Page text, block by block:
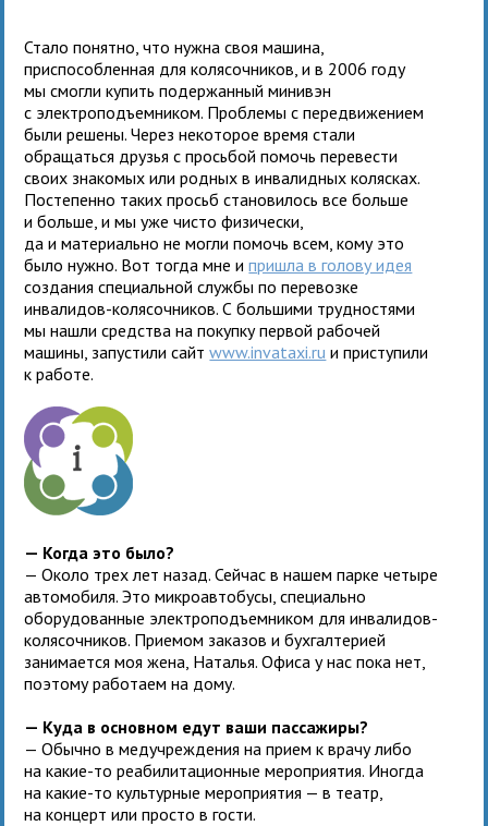
Стало понятно, что нужна своя машина,
приспособленная для колясочников, и в 2006 году
мы смогли купить подержанный минивэн
с электроподъемником. Проблемы с передвижением
были решены. Через некоторое время стали
обращаться друзья с просьбой помочь перевести
своих знакомых или родных в инвалидных колясках.
Постепенно таких просьб становилось все больше
и больше, и мы уже чисто физически,
да и материально не могли помочь всем, кому это
было нужно. Вот тогда мне ипришла в голову идея
создания специальной службы по перевозке
инвалидов-колясочников. С большими трудностями
мы нашли средства на покупку первой рабочей
машины, запустили сайтwww.invataxi.ru и приступили
к работе.
— Когда это было?
— Около трех лет назад. Сейчас в нашем парке четыре
автомобиля. Это микроавтобусы, специально
оборудованные электроподъемником для инвалидов-
колясочников. Приемом заказов и бухгалтерией
занимается моя жена, Наталья. Офиса у нас пока нет,
поэтому работаем на дому.
— Куда в основном едут ваши пассажиры?
— Обычно в медучреждения на прием к врачу либо
на какие-то реабилитационные мероприятия. Иногда
на какие-то культурные мероприятия — в театр,
на концерт или просто в гости.